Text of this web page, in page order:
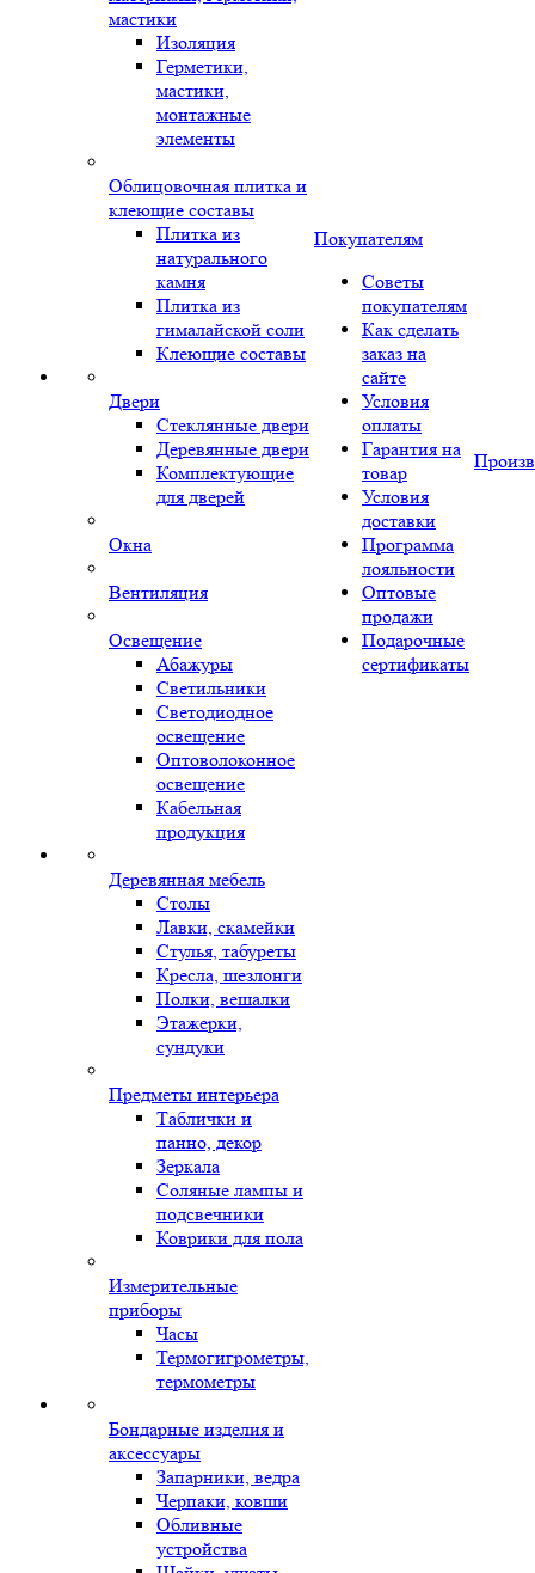
мастики
Изоляция
Герметики,
мастики,
монтажные
элементы
Облицовочная плитка и
клеющие составы
Плитка из
натурального
камня
Плитка из
гималайской соли
Клеющие составы
Двери
Стеклянные двери
Деревянные двери
Комплектующие
для дверей
Окна
Вентиляция
Освещение
Абажуры
Светильники
Светодиодное
освещение
Оптоволоконное
освещение
Кабельная
продукция
Деревянная мебель
Столы
Лавки, скамейки
Стулья, табуреты
Кресла, шезлонги
Полки, вешалки
Этажерки,
сундуки
Предметы интерьера
Таблички и
панно, декор
Зеркала
Соляные лампы и
подсвечники
Коврики для пола
Измерительные
приборы
Часы
Термогигрометры,
термометры
Бондарные изделия и
аксессуары
Запарники, ведра
Черпаки, ковши
Обливные
устройства
Покупателям
Советы
покупателям
Как сделать
заказ на
сайте
Условия
оплаты
Гарантия на
товар
Условия
доставки
Программа
лояльности
Оптовые
продажи
Подарочные
сертификаты